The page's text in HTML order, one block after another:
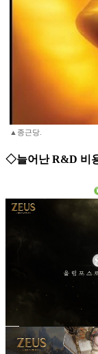
▲종근당.
◇늘어난 R&D 비